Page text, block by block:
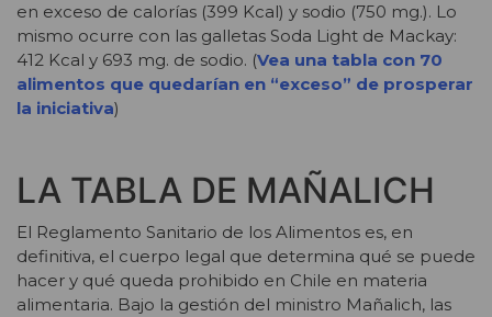
en exceso de calorías (399 Kcal) y sodio (750 mg.). Lo
mismo ocurre con las galletas Soda Light de Mackay:
412 Kcal y 693 mg. de sodio. (Vea una tabla con 70
alimentos que quedarían en “exceso” de prosperar
la iniciativa)
LA TABLA DE MAÑALICH
El Reglamento Sanitario de los Alimentos es, en
definitiva, el cuerpo legal que determina qué se puede
hacer y qué queda prohibido en Chile en materia
alimentaria. Bajo la gestión del ministro Mañalich, las